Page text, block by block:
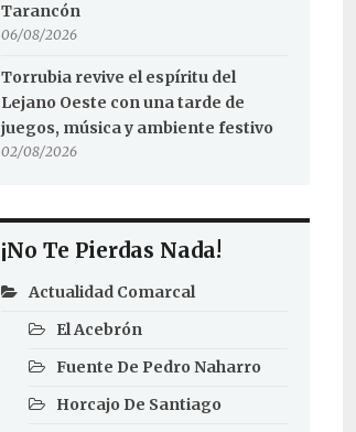
Tarancón
06/08/2026
Torrubia revive el espíritu del
Lejano Oeste con una tarde de
juegos, música y ambiente festivo
02/08/2026
¡No Te Pierdas Nada!
Actualidad Comarcal
El Acebrón
Fuente De Pedro Naharro
Horcajo De Santiago